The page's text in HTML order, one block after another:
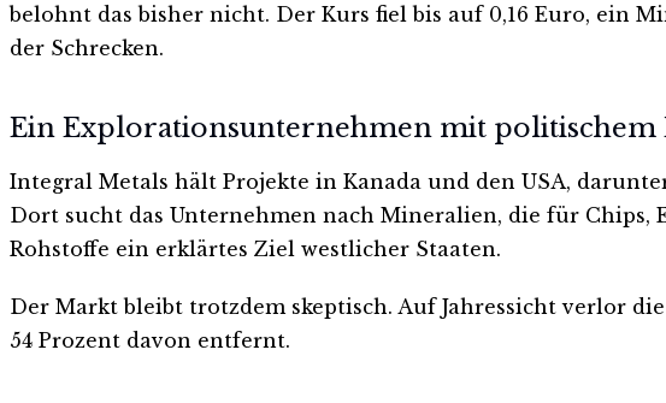
belohnt das bisher nicht. Der Kurs fiel bis auf 0,16 Euro, ein
der Schrecken.
Ein Explorationsunternehmen mit politischem
Integral Metals hält Projekte in Kanada und den USA,
Dort sucht das Unternehmen nach Mineralien, die für
Rohstoffe ein erklärtes Ziel westlicher Staaten.
Der Markt bleibt trotzdem skeptisch. Auf Jahressicht verlor
54 Prozent davon entfernt.